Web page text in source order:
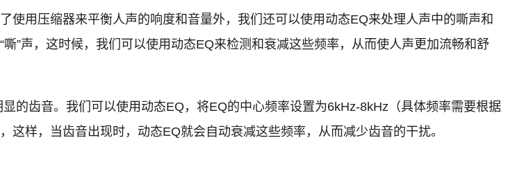
使用压缩器来平衡人声的响度和音量外，我们还可以使用动态EQ来处理人声中的嘶声和
”声，这时候，我们可以使用动态EQ来检测和衰减这些频率，从而使人声更加流畅和舒
的齿音。我们可以使用动态EQ，将EQ的中心频率设置为6kHz-8kHz（具体频率需要根据
样，当齿音出现时，动态EQ就会自动衰减这些频率，从而减少齿音的干扰。